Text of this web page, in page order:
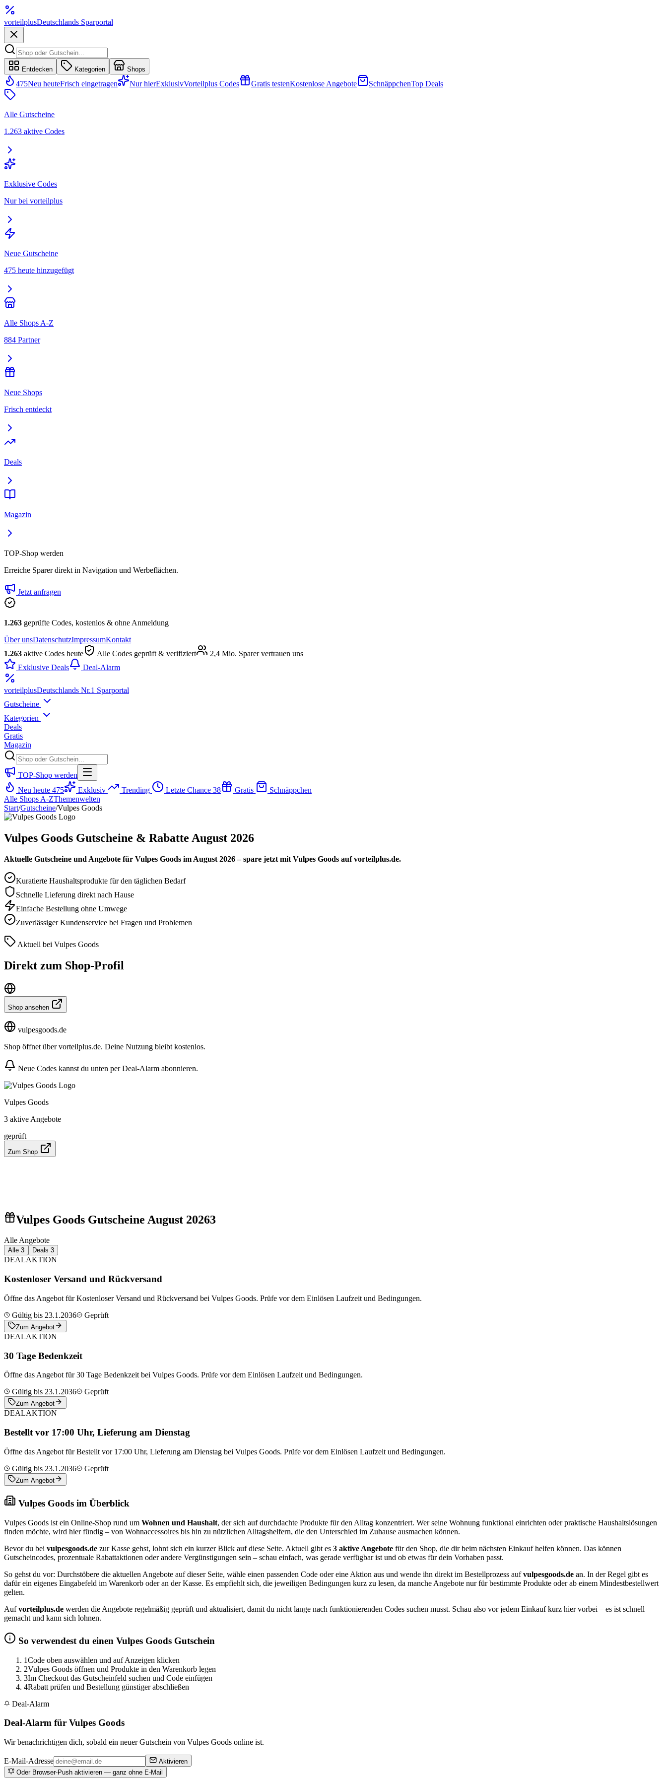
vorteilplusDeutschlands Sparportal
Entdecken Kategorien Shops
475Neu heuteFrisch eingetragen Nur hierExklusivVorteilplus Codes Gratis testenKostenlose Angebote SchnäppchenTop Deals
Alle Gutscheine
1.263 aktive Codes
Exklusive Codes
Nur bei vorteilplus
Neue Gutscheine
475 heute hinzugefügt
Alle Shops A-Z
884 Partner
Neue Shops
Frisch entdeckt
Deals
Magazin
TOP-Shop werden
Erreiche Sparer direkt in Navigation und Werbeflächen.
Jetzt anfragen
1.263 geprüfte Codes, kostenlos & ohne Anmeldung
Über unsDatenschutzImpressumKontakt
1.263 aktive Codes heute Alle Codes geprüft & verifiziert
2,4 Mio. Sparer vertrauen uns
Exklusive Deals
Deal-Alarm
vorteilplusDeutschlands Nr.1 Sparportal
Gutscheine
Kategorien
Deals
Gratis
Magazin
TOP-Shop werden
Neu heute 475 Exklusiv Trending Letzte Chance 38 Gratis
Schnäppchen
Alle Shops A-ZThemenwelten
Start/Gutscheine/Vulpes Goods
Vulpes Goods Gutscheine & Rabatte August 2026
Aktuelle Gutscheine und Angebote für Vulpes Goods im August 2026 – spare jetzt mit Vulpes Goods auf vorteilplus.de.
Kuratierte Haushaltsprodukte für den täglichen Bedarf
Schnelle Lieferung direkt nach Hause
Einfache Bestellung ohne Umwege
Zuverlässiger Kundenservice bei Fragen und Problemen
Aktuell bei Vulpes Goods
Direkt zum Shop-Profil
Shop ansehen
vulpesgoods.de
Shop öffnet über vorteilplus.de. Deine Nutzung bleibt kostenlos.
Neue Codes kannst du unten per Deal-Alarm abonnieren.
Vulpes Goods
3 aktive Angebote
geprüft
Zum Shop
Vulpes Goods Gutscheine August 20263
Alle Angebote
Alle 3 Deals 3
DEALAKTION
Kostenloser Versand und Rückversand
Öffne das Angebot für Kostenloser Versand und Rückversand bei Vulpes Goods. Prüfe vor dem Einlösen Laufzeit und Bedingungen.
Gültig bis 23.1.2036
Geprüft
Zum Angebot
DEALAKTION
30 Tage Bedenkzeit
Öffne das Angebot für 30 Tage Bedenkzeit bei Vulpes Goods. Prüfe vor dem Einlösen Laufzeit und Bedingungen.
Gültig bis 23.1.2036
Geprüft
Zum Angebot
DEALAKTION
Bestellt vor 17:00 Uhr, Lieferung am Dienstag
Öffne das Angebot für Bestellt vor 17:00 Uhr, Lieferung am Dienstag bei Vulpes Goods. Prüfe vor dem Einlösen Laufzeit und Bedingungen.
Gültig bis 23.1.2036
Geprüft
Zum Angebot
Vulpes Goods im Überblick
Vulpes Goods ist ein Online-Shop rund um Wohnen und Haushalt, der sich auf durchdachte Produkte für den Alltag konzentriert. Wer seine Wohnung funktional einrichten oder praktische Haushaltslösungen
finden möchte, wird hier fündig – von Wohnaccessoires bis hin zu nützlichen Alltagshelfern, die den Unterschied im Zuhause ausmachen können.
Bevor du bei vulpesgoods.de zur Kasse gehst, lohnt sich ein kurzer Blick auf diese Seite. Aktuell gibt es 3 aktive Angebote für den Shop, die dir beim nächsten Einkauf helfen können. Das können
Gutscheincodes, prozentuale Rabattaktionen oder andere Vergünstigungen sein – schau einfach, was gerade verfügbar ist und ob etwas für dein Vorhaben passt.
So gehst du vor: Durchstöbere die aktuellen Angebote auf dieser Seite, wähle einen passenden Code oder eine Aktion aus und wende ihn direkt im Bestellprozess aufvulpesgoods.de an. In der Regel gibt es
dafür ein eigenes Eingabefeld im Warenkorb oder an der Kasse. Es empfiehlt sich, die jeweiligen Bedingungen kurz zu lesen, da manche Angebote nur für bestimmte Produkte oder ab einem Mindestbestellwert
gelten.
Aufvorteilplus.de werden die Angebote regelmäßig geprüft und aktualisiert, damit du nicht lange nach funktionierenden Codes suchen musst. Schau also vor jedem Einkauf kurz hier vorbei – es ist schnell
gemacht und kann sich lohnen.
So verwendest du einen Vulpes Goods Gutschein
1Code oben auswählen und auf Anzeigen klicken
2Vulpes Goods öffnen und Produkte in den Warenkorb legen
3Im Checkout das Gutscheinfeld suchen und Code einfügen
4Rabatt prüfen und Bestellung günstiger abschließen
Deal-Alarm
Deal-Alarm für Vulpes Goods
Wir benachrichtigen dich, sobald ein neuer Gutschein von Vulpes Goods online ist.
E-Mail-Adresse
Aktivieren
Oder Browser-Push aktivieren — ganz ohne E-Mail